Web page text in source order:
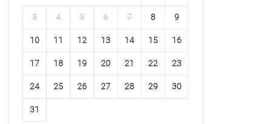
3 4 5 6 7 8 9
10 11 12 13 14 15 16
17 18 19 20 21 22 23
24 25 26 27 28 29 30
31